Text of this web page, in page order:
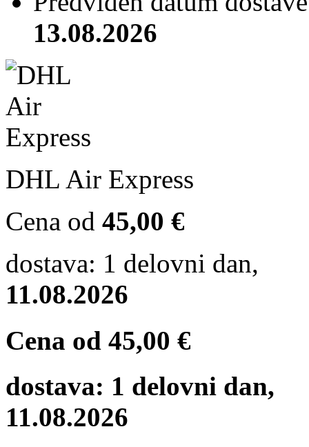
13.08.2026
DHL Air Express
Cena od 45,00 €
dostava: 1 delovni dan,
11.08.2026
Cena od 45,00 €
dostava: 1 delovni dan,
11.08.2026